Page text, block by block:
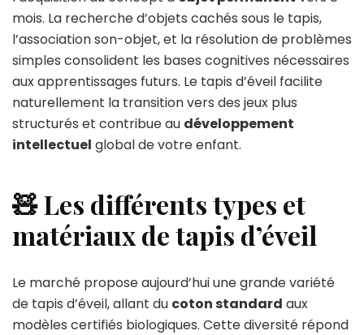
mois. La recherche d’objets cachés sous le tapis,
l’association son-objet, et la résolution de problèmes
simples consolident les bases cognitives nécessaires
aux apprentissages futurs. Le tapis d’éveil facilite
naturellement la transition vers des jeux plus
structurés et contribue au développement
intellectuel global de votre enfant.
🧸 Les différents types et
matériaux de tapis d’éveil
Le marché propose aujourd’hui une grande variété
de tapis d’éveil, allant du coton standard aux
modèles certifiés biologiques. Cette diversité répond